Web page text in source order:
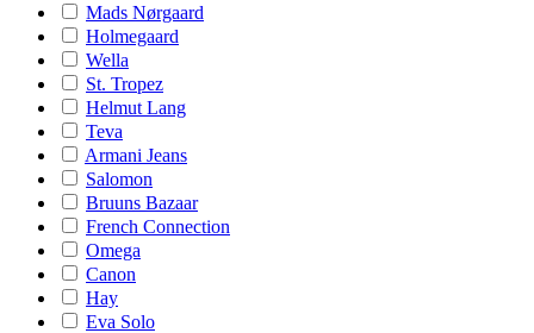
Mads Nørgaard
Holmegaard
Wella
St. Tropez
Helmut Lang
Teva
Armani Jeans
Salomon
Bruuns Bazaar
French Connection
Omega
Canon
Hay
Eva Solo